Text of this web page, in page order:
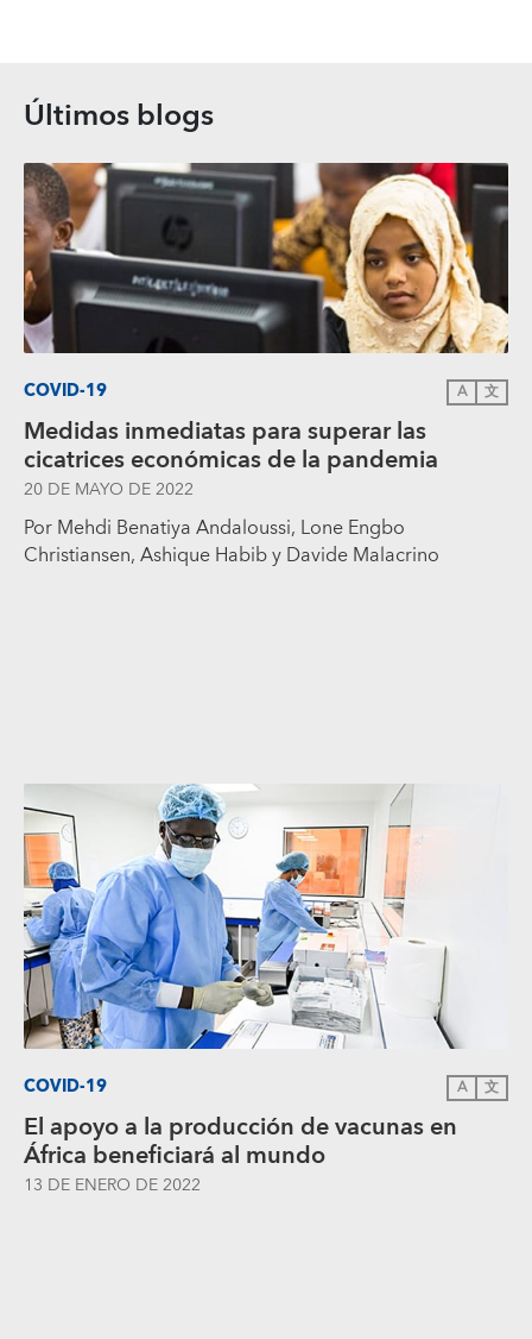
Últimos blogs
COVID-19 A 文
Medidas inmediatas para superar las
cicatrices económicas de la pandemia
20 DE MAYO DE 2022
Por Mehdi Benatiya Andaloussi, Lone Engbo
Christiansen, Ashique Habib y Davide Malacrino
COVID-19 A 文
El apoyo a la producción de vacunas en
África beneficiará al mundo
13 DE ENERO DE 2022